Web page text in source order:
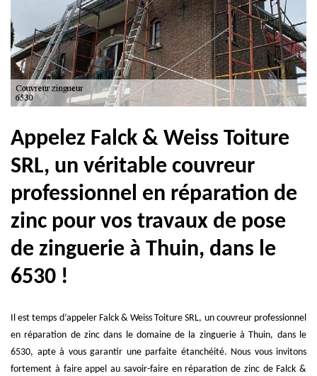
Appelez Falck & Weiss Toiture
SRL, un véritable couvreur
professionnel en réparation de
zinc pour vos travaux de pose
de zinguerie à Thuin, dans le
6530 !
Il est temps d’appeler Falck & Weiss Toiture SRL, un couvreur professionnel
en réparation de zinc dans le domaine de la zinguerie à Thuin, dans le
6530, apte à vous garantir une parfaite étanchéité. Nous vous invitons
fortement à faire appel au savoir-faire en réparation de zinc de Falck &